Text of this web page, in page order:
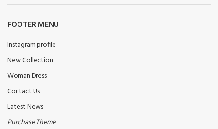
FOOTER MENU
Instagram profile
New Collection
Woman Dress
Contact Us
Latest News
Purchase Theme